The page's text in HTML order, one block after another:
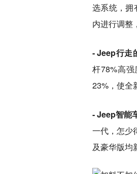
选系统，拥
内进行调整
- Jeep行走
杆78%高
23%，使全
- Jeep智能
一代，怎少
及豪华版均